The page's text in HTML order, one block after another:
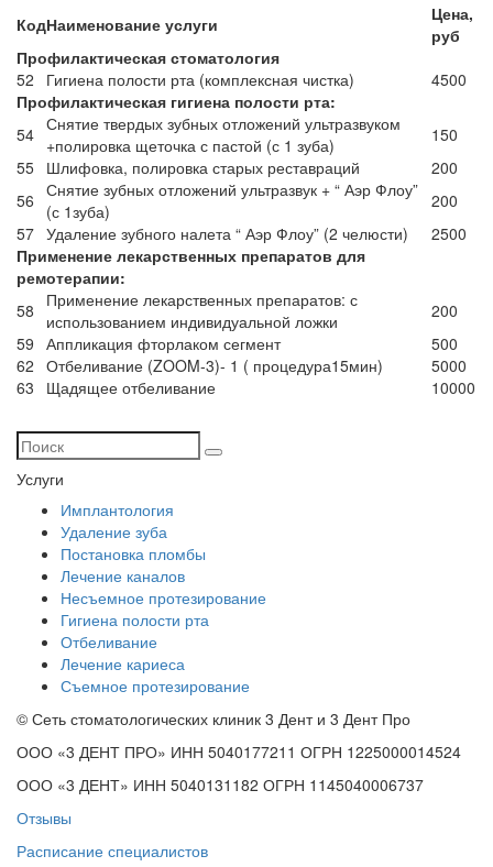
КодНаименование услуги
Цена,
руб
Профилактическая стоматология
52
Гигиена полости рта (комплексная чистка)
4500
Профилактическая гигиена полости рта:
54 Снятие твердых зубных отложений ультразвуком
+полировка щеточка с пастой (с 1 зуба)
150
55 Шлифовка, полировка старых реставраций
200
56 Снятие зубных отложений ультразвук + “ Аэр Флоу”
(с 1зуба)
200
57 Удаление зубного налета “ Аэр Флоу” (2 челюсти)
2500
Применение лекарственных препаратов для
ремотерапии:
58
Применение лекарственных препаратов: с
использованием индивидуальной ложки
200
59 Аппликация фторлаком сегмент
500
62 Отбеливание (ZOOM-3)- 1 ( процедура15мин)
5000
63
Щадящее отбеливание 10000
Услуги
Имплантология
Удаление зуба
Постановка пломбы
Лечение каналов
Несъемное протезирование
Гигиена полости рта
Отбеливание
Лечение кариеса
Съемное протезирование
© Сеть стоматологических клиник 3 Дент и 3 Дент Про
ООО «3 ДЕНТ ПРО» ИНН 5040177211 ОГРН 1225000014524
ООО «3 ДЕНТ» ИНН 5040131182 ОГРН 1145040006737
Отзывы
Расписание специалистов